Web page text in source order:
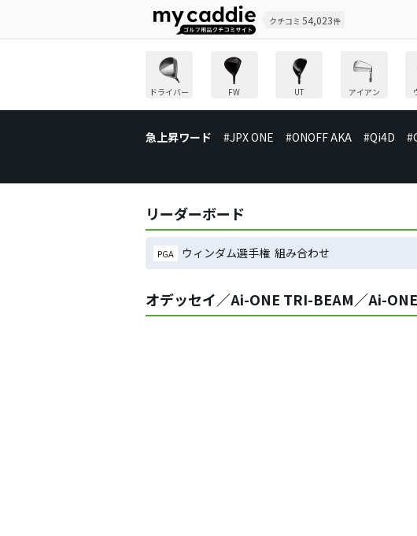
クチコミ 54,023件
ドライバー FW UT アイアン
急上昇ワード #JPX ONE #ONOFF AKA #Qi4D
リーダーボード
PGA ウィンダム選手権 組み合わせ
オデッセイ／Ai-ONE TRI-BEAM／Ai-